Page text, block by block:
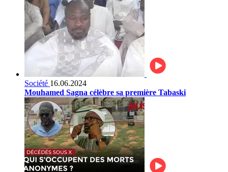
Société 16.06.2024
Mouhamed Sagna célèbre sa première Tabaski